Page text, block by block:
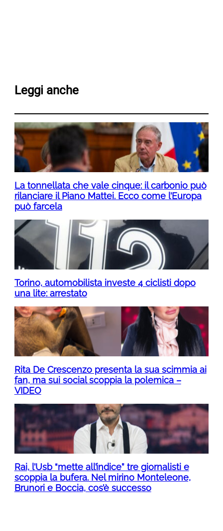
Leggi anche
La tonnellata che vale cinque: il carbonio può
rilanciare il Piano Mattei. Ecco come l’Europa
può farcela
Torino, automobilista investe 4 ciclisti dopo
una lite: arrestato
Rita De Crescenzo presenta la sua scimmia ai
fan, ma sui social scoppia la polemica –
VIDEO
Rai, l’Usb “mette all’indice” tre giornalisti e
scoppia la bufera. Nel mirino Monteleone,
Brunori e Boccia, cos’è successo